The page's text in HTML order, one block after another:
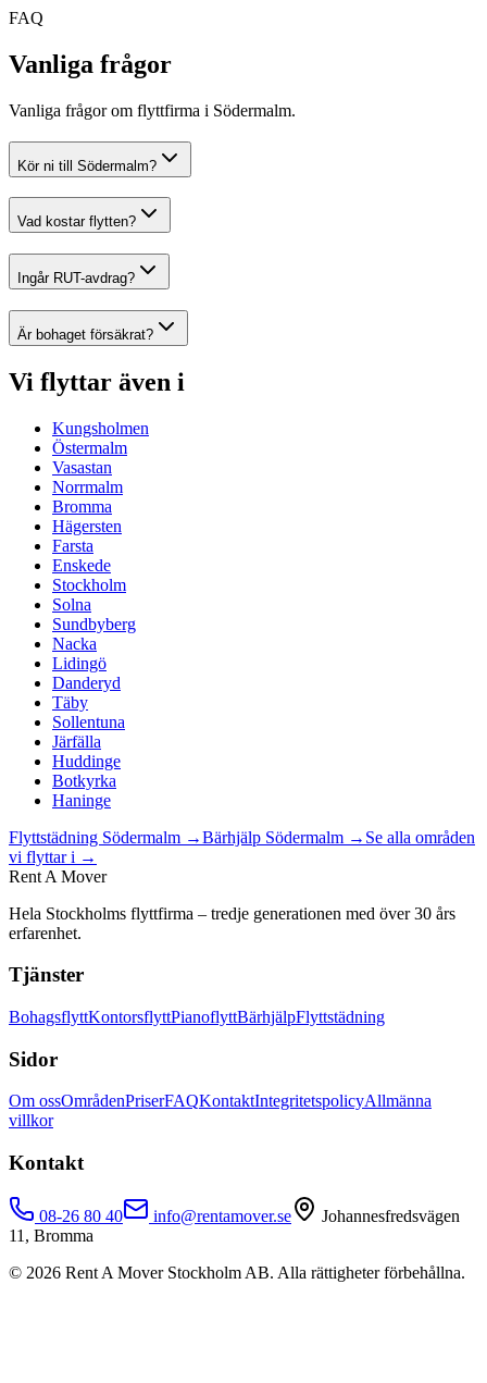
FAQ
Vanliga frågor
Vanliga frågor om flyttfirma i Södermalm.
Kör ni till Södermalm?
Vad kostar flytten?
Ingår RUT-avdrag?
Är bohaget försäkrat?
Vi flyttar även i
Kungsholmen
Östermalm
Vasastan
Norrmalm
Bromma
Hägersten
Farsta
Enskede
Stockholm
Solna
Sundbyberg
Nacka
Lidingö
Danderyd
Täby
Sollentuna
Järfälla
Huddinge
Botkyrka
Haninge
Flyttstädning Södermalm →Bärhjälp Södermalm → Se alla områden
vi flyttar i →
Rent A Mover
Hela Stockholms flyttfirma – tredje generationen med över 30 års
erfarenhet.
Tjänster
BohagsflyttKontorsflyttPianoflyttBärhjälpFlyttstädning
Sidor
Om ossOmrådenPriserFAQKontaktIntegritetspolicyAllmänna
villkor
Kontakt
08-26 80 40 info@rentamover.se
Johannesfredsvägen
11, Bromma
© 2026 Rent A Mover Stockholm AB. Alla rättigheter förbehållna.